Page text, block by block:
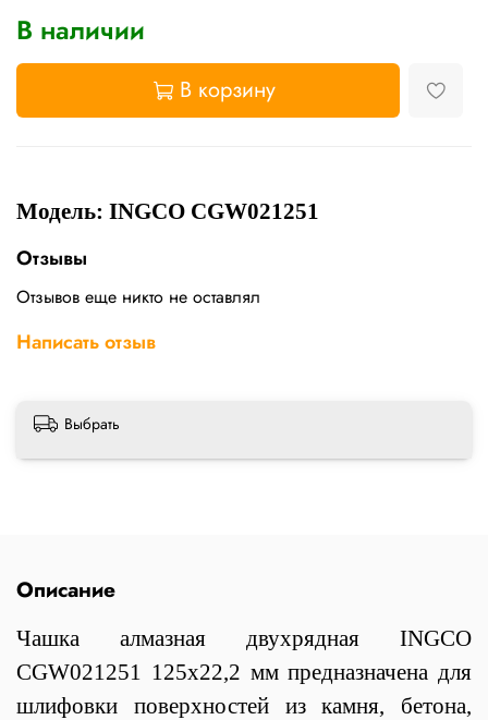
В наличии
В корзину
Модель: INGCO CGW021251
Отзывы
Отзывов еще никто не оставлял
Написать отзыв
Выбрать
Описание
Чашка алмазная двухрядная INGCO
CGW021251 125х22,2 мм предназначена для
шлифовки поверхностей из камня, бетона,